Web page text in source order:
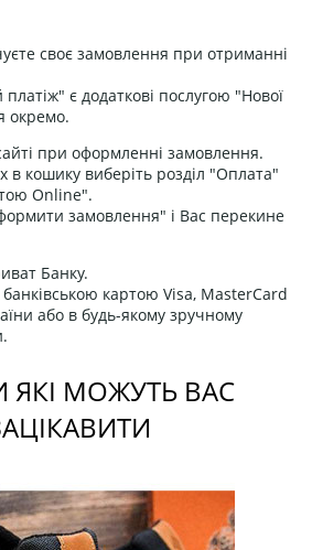
своє замовлення при отриманні
є додаткові послугою "Нової
окремо.
при оформленні замовлення.
в кошику виберіть розділ "Оплата"
Online".
замовлення" і Вас перекине
Банку.
картою Visa, MasterCard
або в будь-якому зручному
ЯКІ МОЖУТЬ ВАС